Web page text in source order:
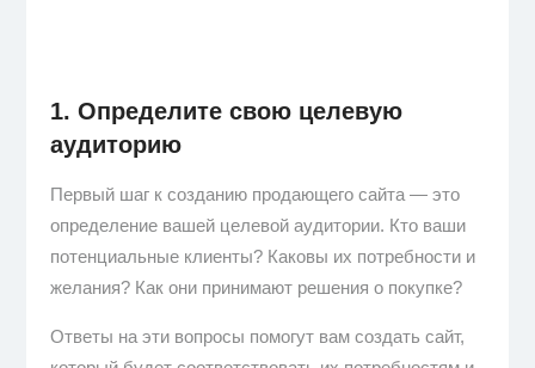
1. Определите свою целевую
аудиторию
Первый шаг к созданию продающего сайта — это
определение вашей целевой аудитории. Кто ваши
потенциальные клиенты? Каковы их потребности и
желания? Как они принимают решения о покупке?
Ответы на эти вопросы помогут вам создать сайт,